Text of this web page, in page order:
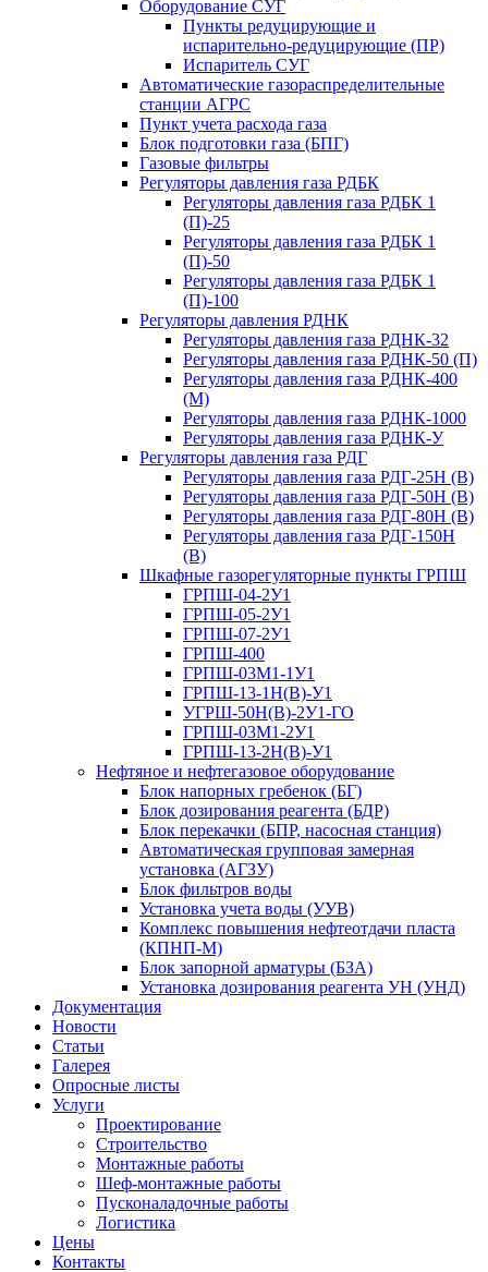
Оборудование СУГ
Пункты редуцирующие и
испарительно-редуцирующие (ПР)
Испаритель СУГ
Автоматические газораспределительные
станции АГРС
Пункт учета расхода газа
Блок подготовки газа (БПГ)
Газовые фильтры
Регуляторы давления газа РДБК
Регуляторы давления газа РДБК 1
(П)-25
Регуляторы давления газа РДБК 1
(П)-50
Регуляторы давления газа РДБК 1
(П)-100
Регуляторы давления РДНК
Регуляторы давления газа РДНК-32
Регуляторы давления газа РДНК-50 (П)
Регуляторы давления газа РДНК-400
(М)
Регуляторы давления газа РДНК-1000
Регуляторы давления газа РДНК-У
Регуляторы давления газа РДГ
Регуляторы давления газа РДГ-25Н (В)
Регуляторы давления газа РДГ-50Н (В)
Регуляторы давления газа РДГ-80Н (В)
Регуляторы давления газа РДГ-150Н
(В)
Шкафные газорегуляторные пункты ГРПШ
ГРПШ-04-2У1
ГРПШ-05-2У1
ГРПШ-07-2У1
ГРПШ-400
ГРПШ-03М1-1У1
ГРПШ-13-1Н(В)-У1
УГРШ-50Н(В)-2У1-ГО
ГРПШ-03М1-2У1
ГРПШ-13-2Н(В)-У1
Нефтяное и нефтегазовое оборудование
Блок напорных гребенок (БГ)
Блок дозирования реагента (БДР)
Блок перекачки (БПР, насосная станция)
Автоматическая групповая замерная
установка (АГЗУ)
Блок фильтров воды
Установка учета воды (УУВ)
Комплекс повышения нефтеотдачи пласта
(КПНП-М)
Блок запорной арматуры (БЗА)
Установка дозирования реагента УН (УНД)
Документация
Новости
Статьи
Галерея
Опросные листы
Услуги
Проектирование
Строительство
Монтажные работы
Шеф-монтажные работы
Пусконаладочные работы
Логистика
Цены
Контакты